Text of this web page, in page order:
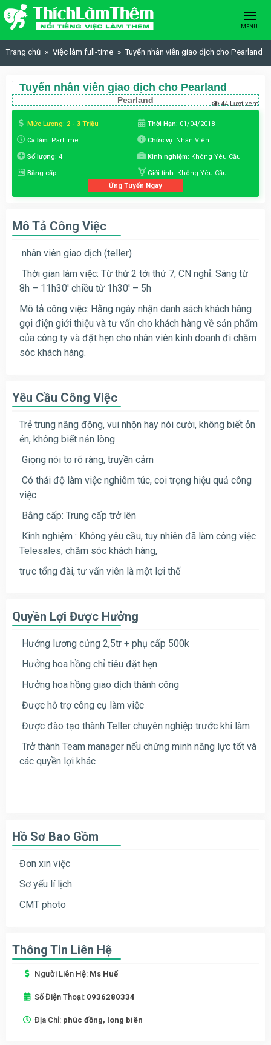
Skip to content
MENU
Trang chủ Việc làm full-time Tuyển nhân viên giao dịch cho Pearland
Tuyển nhân viên giao dịch cho Pearland
Pearland 44 Lượt xem
Mức Lương: 2 - 3 Triệu Thời Hạn: 01/04/2018
Ca làm: Parttime Chức vụ: Nhân Viên
Số lượng: 4 Kinh nghiệm: Không Yêu Cầu
Bằng cấp: Giới tính: Không Yêu Cầu
Ứng Tuyển Ngay
Mô Tả Công Việc
nhân viên giao dịch (teller)
Thời gian làm việc: Từ thứ 2 tới thứ 7, CN nghỉ. Sáng từ
8h – 11h30′ chiều từ 1h30′ – 5h
Mô tả công việc: Hằng ngày nhận danh sách khách hàng
gọi điện giới thiệu và tư vấn cho khách hàng về sản phẩm
của công ty và đặt hẹn cho nhân viên kinh doanh đi chăm
sóc khách hàng.
Yêu Cầu Công Việc
Trẻ trung năng động, vui nhộn hay nói cười, không biết ỏn
ẻn, không biết nản lòng
Giọng nói to rõ ràng, truyền cảm
Có thái độ làm việc nghiêm túc, coi trọng hiệu quả công
việc
Bằng cấp: Trung cấp trở lên
Kinh nghiệm : Không yêu cầu, tuy nhiên đã làm công việc
Telesales, chăm sóc khách hàng,
trực tổng đài, tư vấn viên là một lợi thế
Quyền Lợi Được Hưởng
Hưởng lương cứng 2,5tr + phụ cấp 500k
Hưởng hoa hồng chỉ tiêu đặt hẹn
Hưởng hoa hồng giao dịch thành công
Được hỗ trợ công cụ làm việc
Được đào tạo thành Teller chuyên nghiệp trước khi làm
Trở thành Team manager nếu chứng minh năng lực tốt và
các quyền lợi khác
Hồ Sơ Bao Gồm
Đơn xin việc
Sơ yếu lí lịch
CMT photo
Thông Tin Liên Hệ
Người Liên Hệ: Ms Huế
Số Điện Thoại: 0936280334
Địa Chỉ: phúc đồng, long biên